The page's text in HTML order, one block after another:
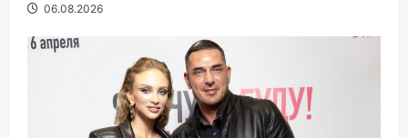
06.08.2026